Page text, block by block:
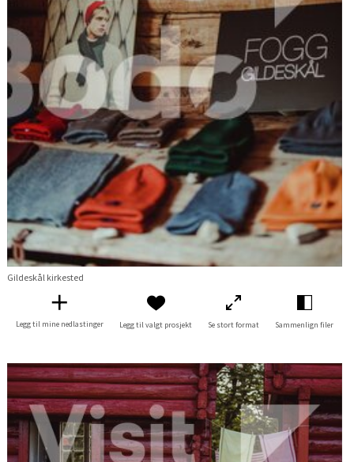
Gildeskål kirkested
Legg til mine nedlastinger Legg til valgt prosjekt Se stort format Sammenlign filer